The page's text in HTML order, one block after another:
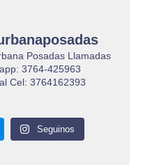
Posadas Llamadas
3764-425963
Cel: 3764162393
Seguinos